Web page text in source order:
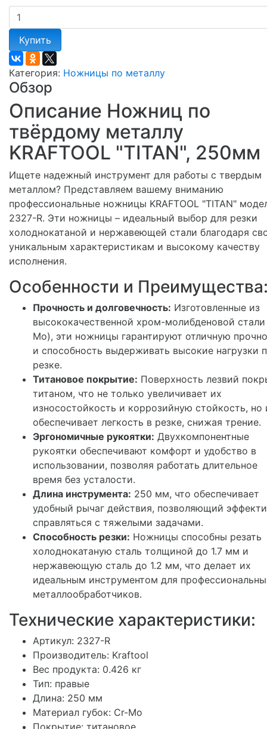
Купить
Категория: Ножницы по металлу
Обзор
Описание Ножниц по
твёрдому металлу
KRAFTOOL "TITAN", 250мм
Ищете надежный инструмент для работы с твердым
металлом? Представляем вашему вниманию
профессиональные ножницы KRAFTOOL "TITAN"
2327-R. Эти ножницы – идеальный выбор для резки
холоднокатаной и нержавеющей стали благодаря
уникальным характеристикам и высокому качеству
исполнения.
Особенности и
Прочность и долговечность: Изготовленные из
высококачественной хром-молибденовой
Mo), эти ножницы гарантируют отличную
и способность выдерживать высокие нагрузки
резке.
Титановое покрытие: Поверхность лезвий
титаном, что не только увеличивает их
износостойкость и коррозийную стойкость, но
обеспечивает легкость в резке, снижая трение.
Эргономичные рукоятки: Двухкомпонентные
рукоятки обеспечивают комфорт и удобство в
использовании, позволяя работать длительное
время без усталости.
Длина инструмента: 250 мм, что обеспечивает
удобный рычаг действия, позволяющий
справляться с тяжелыми задачами.
Способность резки: Ножницы способны резать
холоднокатаную сталь толщиной до 1.7 мм и
нержавеющую сталь до 1.2 мм, что делает их
идеальным инструментом для
металлообработчиков.
Технические характеристики:
Артикул: 2327-R
Производитель: Kraftool
Вес продукта: 0.426 кг
Тип: правые
Длина: 250 мм
Материал губок: Cr-Mo
Покрытие: титановое